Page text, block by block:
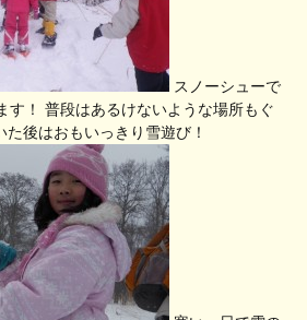
スノーシューで
す！ 普段はあるけないような場所もぐ
後はおもいっきり雪遊び！